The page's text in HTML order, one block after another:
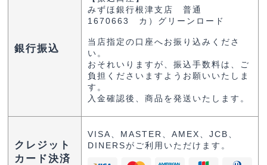
銀行振込
みずほ銀行根津支店 普通
1670663 カ）グリーンロード
当店指定の口座へお振り込みくださ
い。
おそれいりますが、振込手数料は、ご
負担くださいますようお願いいたしま
す。
入金確認後、商品を発送いたします。
クレジット
カード決済
VISA、MASTER、AMEX、JCB、
DINERSがご利用いただけます。